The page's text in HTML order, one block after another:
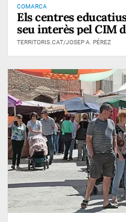
COMARCA
Els centres
seu interès pel CIM
TERRITORIS.CAT/JOSEP A. PÉREZ